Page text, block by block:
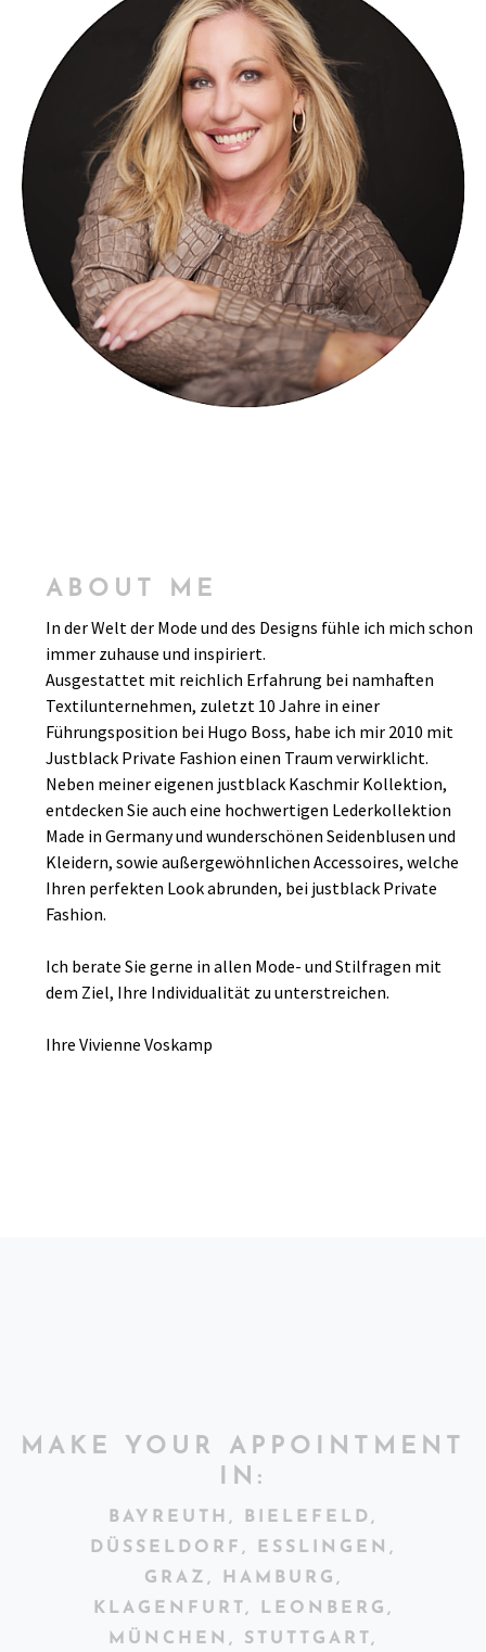
ABOUT ME
In der Welt der Mode und des Designs fühle ich mich schon
immer zuhause und inspiriert.
Ausgestattet mit reichlich Erfahrung bei namhaften
Textilunternehmen, zuletzt 10 Jahre in einer
Führungsposition bei Hugo Boss, habe ich mir 2010 mit
Justblack Private Fashion einen Traum verwirklicht.
Neben meiner eigenen justblack Kaschmir Kollektion,
entdecken Sie auch eine hochwertigen Lederkollektion
Made in Germany und wunderschönen Seidenblusen und
Kleidern, sowie außergewöhnlichen Accessoires, welche
Ihren perfekten Look abrunden, bei justblack Private
Fashion.
Ich berate Sie gerne in allen Mode- und Stilfragen mit
dem Ziel, Ihre Individualität zu unterstreichen.
Ihre Vivienne Voskamp
MAKE YOUR APPOINTMENT
IN:
BAYREUTH, BIELEFELD,
DÜSSELDORF, ESSLINGEN,
GRAZ, HAMBURG,
KLAGENFURT, LEONBERG,
MÜNCHEN, STUTTGART,